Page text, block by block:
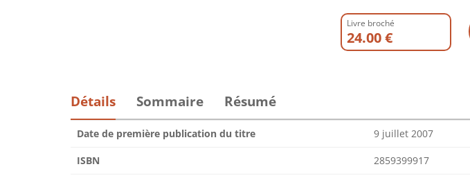
Livre broché
24.00 €
Détails Sommaire Résumé
Date de première publication du titre 9 juillet 2007
ISBN 2859399917